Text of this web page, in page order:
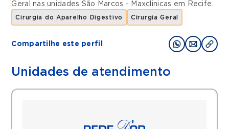
Geral
nas unidades São Marcos - Maxclinicas em Recife.
Cirurgia do Aparelho Digestivo Cirurgia Geral
Compartilhe este perfil
Unidades de atendimento